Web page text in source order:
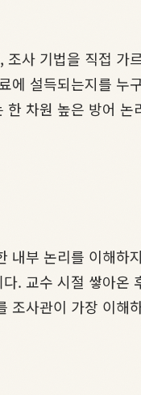
사 기법을 직접 가
에 설득되는지를 누
차원 높은 방어
부 논리를 이해하
. 교수 시절 쌓아온
사관이 가장 이해